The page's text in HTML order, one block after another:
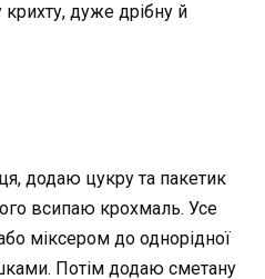
дуже дрібну й
додаю цукру та пакетик
всипаю крохмаль. Усе
міксером до однорідної
Потім додаю сметану